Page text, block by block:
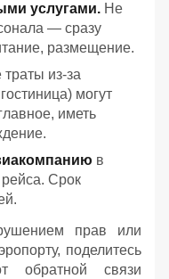
услугами. Не
— сразу
размещение.
из‑за
могут
иметь
в
Срок
прав или
поделитесь
обратной связи